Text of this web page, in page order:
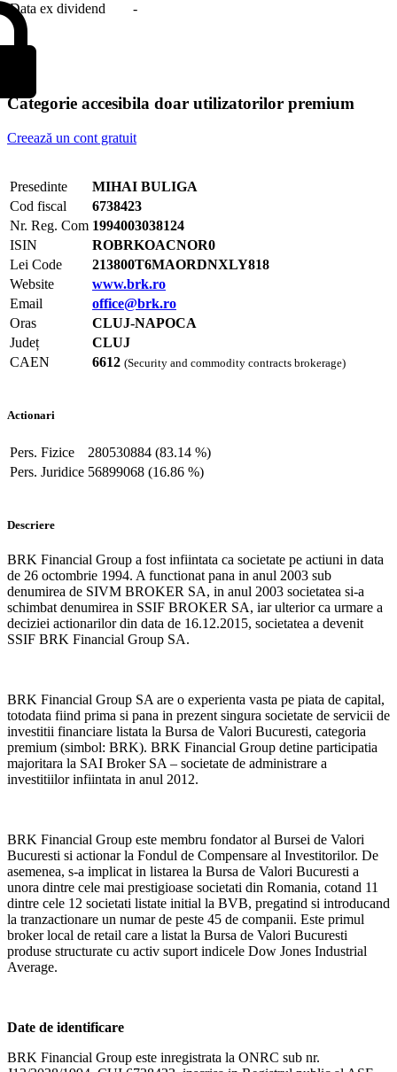
Data ex dividend
-
Categorie accesibila doar utilizatorilor premium
Creează un cont gratuit
Presedinte
MIHAI BULIGA
Cod fiscal
6738423
Nr. Reg. Com 1994003038124
ISIN
ROBRKOACNOR0
Lei Code
213800T6MAORDNXLY818
Website
www.brk.ro
Email
office@brk.ro
Oras
CLUJ-NAPOCA
Județ
CLUJ
CAEN
6612 (Security and commodity contracts brokerage)
Actionari
Pers. Fizice
280530884 (83.14 %)
Pers. Juridice 56899068 (16.86 %)
Descriere
BRK Financial Group a fost infiintata ca societate pe actiuni in data
de 26 octombrie 1994. A functionat pana in anul 2003 sub
denumirea de SIVM BROKER SA, in anul 2003 societatea si-a
schimbat denumirea in SSIF BROKER SA, iar ulterior ca urmare a
deciziei actionarilor din data de 16.12.2015, societatea a devenit
SSIF BRK Financial Group SA.
BRK Financial Group SA are o experienta vasta pe piata de capital,
totodata fiind prima si pana in prezent singura societate de servicii de
investitii financiare listata la Bursa de Valori Bucuresti, categoria
premium (simbol: BRK). BRK Financial Group detine participatia
majoritara la SAI Broker SA – societate de administrare a
investitiilor infiintata in anul 2012.
BRK Financial Group este membru fondator al Bursei de Valori
Bucuresti si actionar la Fondul de Compensare al Investitorilor. De
asemenea, s-a implicat in listarea la Bursa de Valori Bucuresti a
unora dintre cele mai prestigioase societati din Romania, cotand 11
dintre cele 12 societati listate initial la BVB, pregatind si introducand
la tranzactionare un numar de peste 45 de companii. Este primul
broker local de retail care a listat la Bursa de Valori Bucuresti
produse structurate cu activ suport indicele Dow Jones Industrial
Average.
Date de identificare
BRK Financial Group este inregistrata la ONRC sub nr.